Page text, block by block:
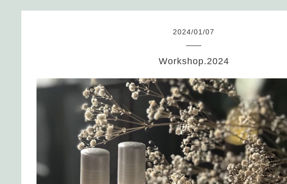
2024/01 /07
Workshop.2024